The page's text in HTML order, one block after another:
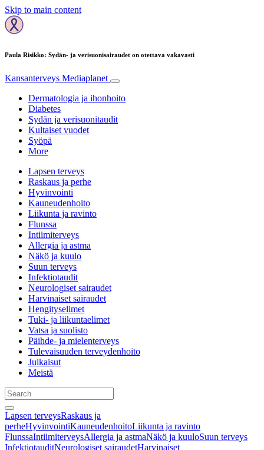
Skip to main content
Paula Risikko: Sydän- ja verisuonisairaudet on otettava vakavasti
Kansanterveys Mediaplanet
Dermatologia ja ihonhoito
Diabetes
Sydän ja verisuonitaudit
Kultaiset vuodet
Syöpä
More
Lapsen terveys
Raskaus ja perhe
Hyvinvointi
Kauneudenhoito
Liikunta ja ravinto
Flunssa
Intiimiterveys
Allergia ja astma
Näkö ja kuulo
Suun terveys
Infektiotaudit
Neurologiset sairaudet
Harvinaiset sairaudet
Hengityselimet
Tuki- ja liikuntaelimet
Vatsa ja suolisto
Päihde- ja mielenterveys
Tulevaisuuden terveydenhoito
Julkaisut
Meistä
Lapsen terveysRaskaus ja
perheHyvinvointiKauneudenhoitoLiikunta ja ravinto
FlunssaIntiimiterveysAllergia ja astmaNäkö ja kuuloSuun terveys
InfektiotauditNeurologiset sairaudetHarvinaiset